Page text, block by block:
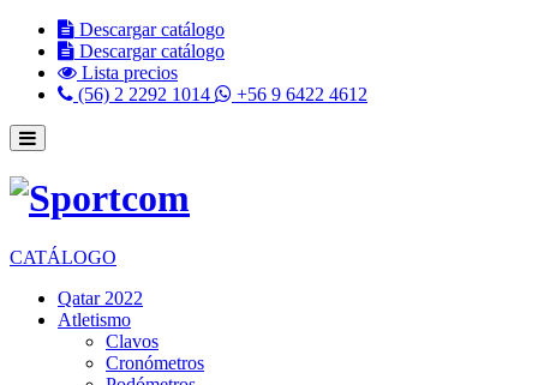
Descargar catálogo
Descargar catálogo
Lista precios
(56) 2 2292 1014
+56 9 6422 4612
CATÁLOGO
Qatar 2022
Atletismo
Clavos
Cronómetros